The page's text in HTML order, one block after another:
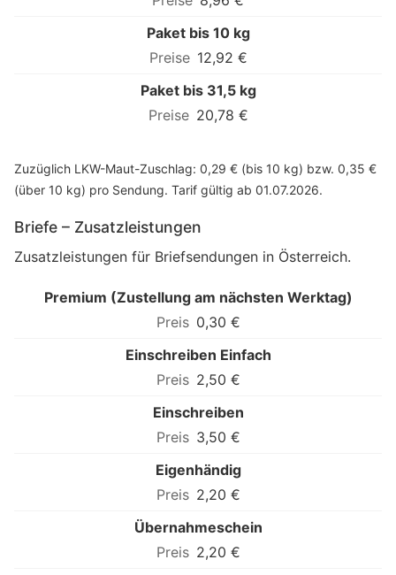
Paket bis 10 kg
12,92 €
Paket bis 31,5 kg
20,78 €
Zuzüglich LKW-Maut-Zuschlag: 0,29 € (bis 10 kg) bzw. 0,35 €
(über 10 kg) pro Sendung. Tarif gültig ab 01.07.2026.
Briefe – Zusatzleistungen
Zusatzleistungen für Briefsendungen in Österreich.
Premium (Zustellung am nächsten Werktag)
0,30 €
Einschreiben Einfach
2,50 €
Einschreiben
3,50 €
Eigenhändig
2,20 €
Übernahmeschein
2,20 €